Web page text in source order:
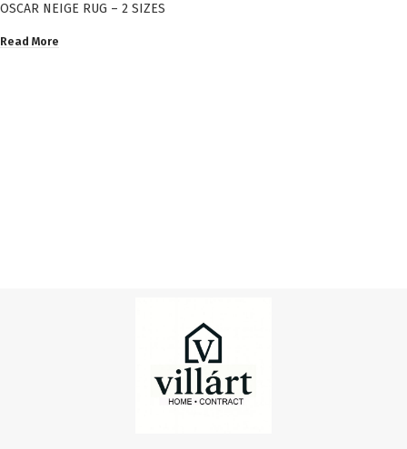
OSCAR NEIGE RUG – 2 SIZES
Read More